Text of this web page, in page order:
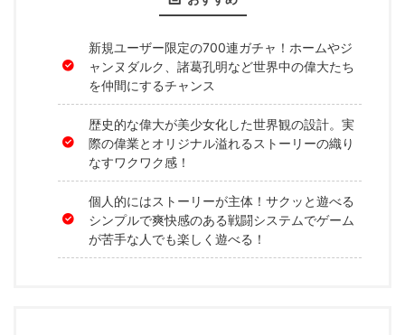
新規ユーザー限定の700連ガチャ！ホームやジ
ャンヌダルク、諸葛孔明など世界中の偉大たち
を仲間にするチャンス
歴史的な偉大が美少女化した世界観の設計。実
際の偉業とオリジナル溢れるストーリーの織り
なすワクワク感！
個人的にはストーリーが主体！サクッと遊べる
シンプルで爽快感のある戦闘システムでゲーム
が苦手な人でも楽しく遊べる！